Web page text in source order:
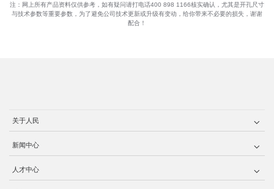
注：网上所有产品资料仅供参考，如有疑问请打电话400 898 1166核实确认，尤其是开孔尺寸
与技术参数等重要参数，为了避免公司技术更新或升级有变动，给你带来不必要的损失，谢谢
配合！
关于人民
新闻中心
人才中心